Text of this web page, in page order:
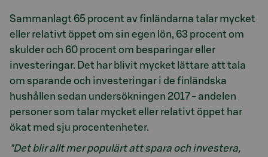
Sammanlagt 65 procent av finländarna talar mycket
eller relativt öppet om sin egen lön, 63 procent om
skulder och 60 procent om besparingar eller
investeringar. Det har blivit mycket lättare att tala
om sparande och investeringar i de finländska
hushållen sedan undersökningen 2017 - andelen
personer som talar mycket eller relativt öppet har
ökat med sju procentenheter.
"Det blir allt mer populärt att spara och investera,